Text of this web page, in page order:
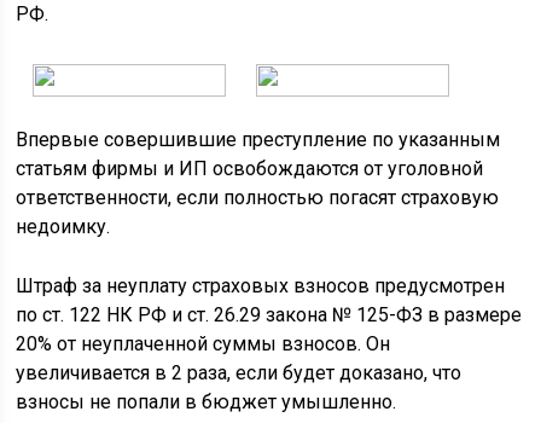
РФ.
Впервые совершившие преступление по указанным
статьям фирмы и ИП освобождаются от уголовной
ответственности, если полностью погасят страховую
недоимку.
Штраф за неуплату страховых взносов предусмотрен
по ст. 122 НК РФ и ст. 26.29 закона № 125-ФЗ в размере
20% от неуплаченной суммы взносов. Он
увеличивается в 2 раза, если будет доказано, что
взносы не попали в бюджет умышленно.